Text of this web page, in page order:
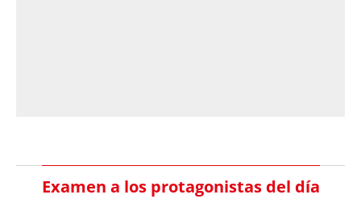
Examen a los protagonistas del día